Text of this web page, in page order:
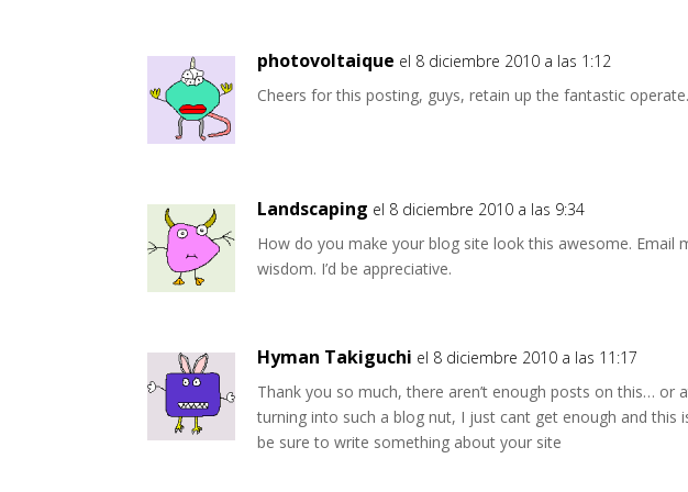
photovoltaique el 8 diciembre 2010 a las 1:12
Cheers for this posting, guys, retain up the fantastic
Landscaping el 8 diciembre 2010 a las 9:34
How do you make your blog site look this awesome. Email
wisdom. I’d be appreciative.
Hyman Takiguchi el 8 diciembre 2010 a las 11:17
Thank you so much, there aren’t enough posts on this… or
turning into such a blog nut, I just cant get enough and this
be sure to write something about your site